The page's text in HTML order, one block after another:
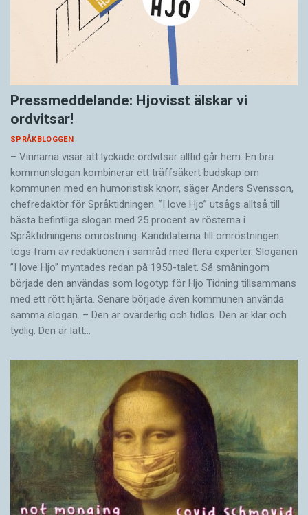
Pressmeddelande: Hjovisst älskar vi
ordvitsar!
SPRÅKBLOGGEN
– Vinnarna visar att lyckade ordvitsar alltid går hem. En bra
kommunslogan kombinerar ett träffsäkert budskap om
kommunen med en humoristisk knorr, säger Anders Svensson,
chefredaktör för Språktidningen. ”I love Hjo” utsågs alltså till
bästa befintliga slogan med 25 procent av rösterna i
Språktidningens omröstning. Kandidaterna till omröstningen
togs fram av redaktionen i samråd med flera experter. Sloganen
”I love Hjo” myntades redan på 1950-talet. Så småningom
började den användas som logotyp för Hjo Tidning tillsammans
med ett rött hjärta. Senare började även kommunen använda
samma slogan. – Den är ovärderlig och tidlös. Den är klar och
tydlig. Den är lätt…